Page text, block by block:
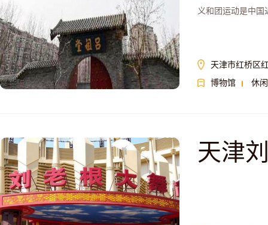
义和团运动是中国
天津市红桥区
博物馆
休
天津